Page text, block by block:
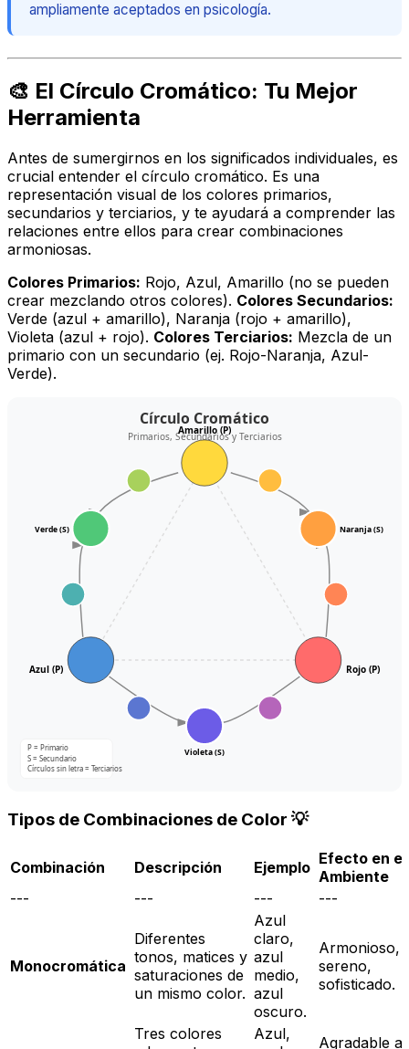
ampliamente aceptados en psicología.
🎨 El Círculo Cromático: Tu Mejor
Herramienta
Antes de sumergirnos en los significados individuales, es
crucial entender el círculo cromático. Es una
representación visual de los colores primarios,
secundarios y terciarios, y te ayudará a comprender las
relaciones entre ellos para crear combinaciones
armoniosas.
Colores Primarios: Rojo, Azul, Amarillo (no se pueden
crear mezclando otros colores). Colores Secundarios:
Verde (azul + amarillo), Naranja (rojo + amarillo),
Violeta (azul + rojo). Colores Terciarios: Mezcla de un
primario con un secundario (ej. Rojo-Naranja, Azul-
Verde).
Círculo Cromático
Primarios, Secundarios y Terciarios
Naranja (S)
Violeta (S)
Verde (S)
Amarillo (P)
Rojo (P)
Azul (P)
P = Primario
S = Secundario
Círculos sin letra = Terciarios
Tipos de Combinaciones de Color 💡
Combinación Descripción Ejemplo Efecto en el
Ambiente
---
--- --- ---
Monocromática
Diferentes
tonos, matices y
saturaciones de
un mismo color.
Azul
claro,
azul
medio,
azul
oscuro.
Armonioso,
sereno,
sofisticado.
Tres colores
Azul,
Agradable a